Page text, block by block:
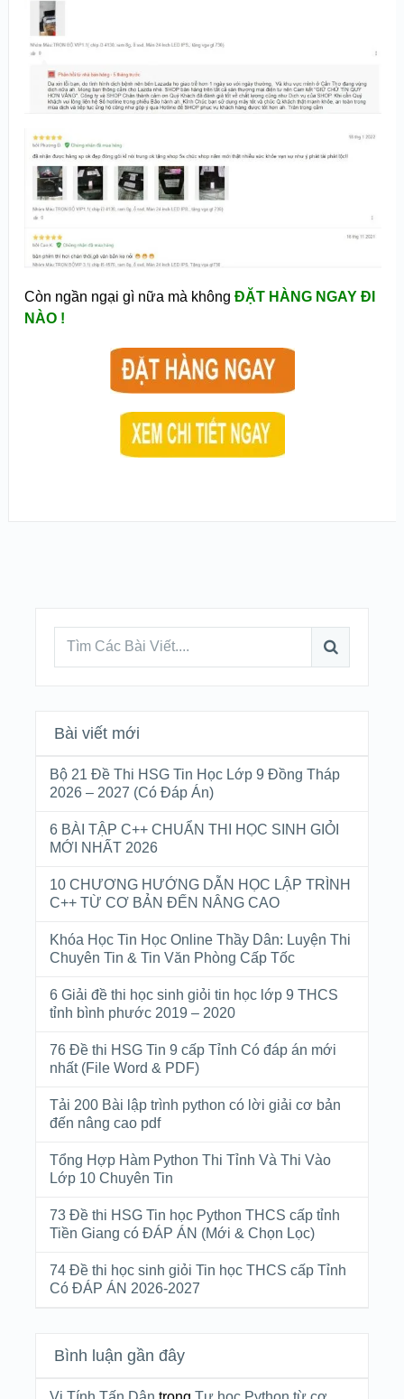
Còn ngần ngại gì nữa mà không ĐẶT HÀNG NGAY ĐI
NÀO !
Bài viết mới
Bộ 21 Đề Thi HSG Tin Học Lớp 9 Đồng Tháp
2026 – 2027 (Có Đáp Án)
6 BÀI TẬP C++ CHUẨN THI HỌC SINH GIỎI
MỚI NHẤT 2026
10 CHƯƠNG HƯỚNG DẪN HỌC LẬP TRÌNH
C++ TỪ CƠ BẢN ĐẾN NÂNG CAO
Khóa Học Tin Học Online Thầy Dân: Luyện Thi
Chuyên Tin & Tin Văn Phòng Cấp Tốc
6 Giải đề thi học sinh giỏi tin học lớp 9 THCS
tỉnh bình phước 2019 – 2020
76 Đề thi HSG Tin 9 cấp Tỉnh Có đáp án mới
nhất (File Word & PDF)
Tải 200 Bài lập trình python có lời giải cơ bản
đến nâng cao pdf
Tổng Hợp Hàm Python Thi Tỉnh Và Thi Vào
Lớp 10 Chuyên Tin
73 Đề thi HSG Tin học Python THCS cấp tỉnh
Tiền Giang có ĐÁP ÁN (Mới & Chọn Lọc)
74 Đề thi học sinh giỏi Tin học THCS cấp Tỉnh
Có ĐÁP ÁN 2026-2027
Bình luận gần đây